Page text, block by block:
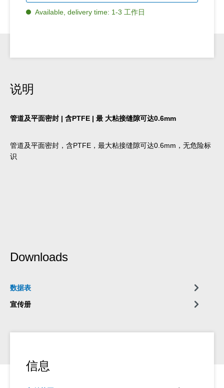
Available, delivery time: 1-3 工作日
说明
管道及平面密封 | 含PTFE | 最 大粘接缝隙可达0.6mm
管道及平面密封，含PTFE，最大粘接缝隙可达0.6mm，无危险标
识
Downloads
数据表
宣传册
信息